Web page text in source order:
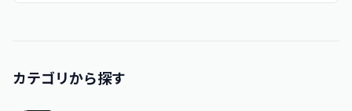
カテゴリから探す